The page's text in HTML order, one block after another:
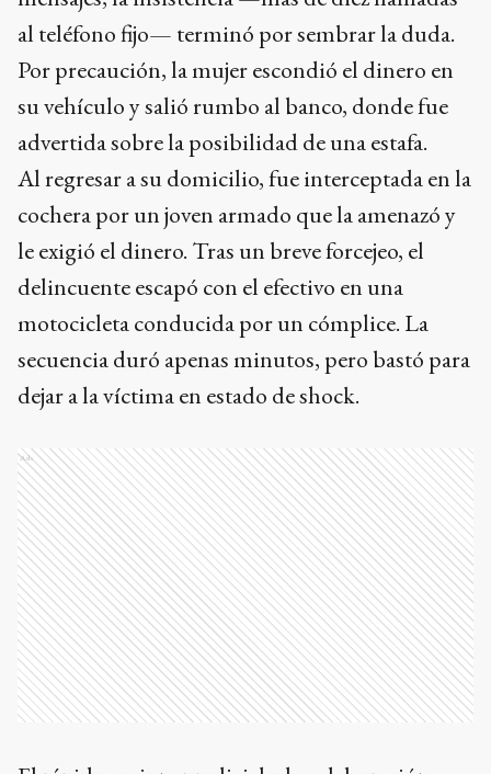
al teléfono fijo— terminó por sembrar la duda.
Por precaución, la mujer escondió el dinero en
su vehículo y salió rumbo al banco, donde fue
advertida sobre la posibilidad de una estafa.
Al regresar a su domicilio, fue interceptada en la
cochera por un joven armado que la amenazó y
le exigió el dinero. Tras un breve forcejeo, el
delincuente escapó con el efectivo en una
motocicleta conducida por un cómplice. La
secuencia duró apenas minutos, pero bastó para
dejar a la víctima en estado de shock.
Ads